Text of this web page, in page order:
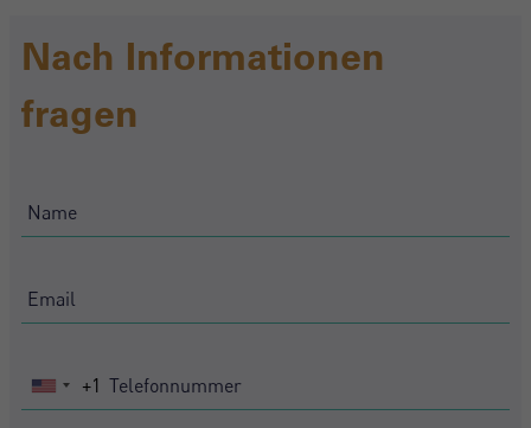
Nach Informationen
fragen
United
+1